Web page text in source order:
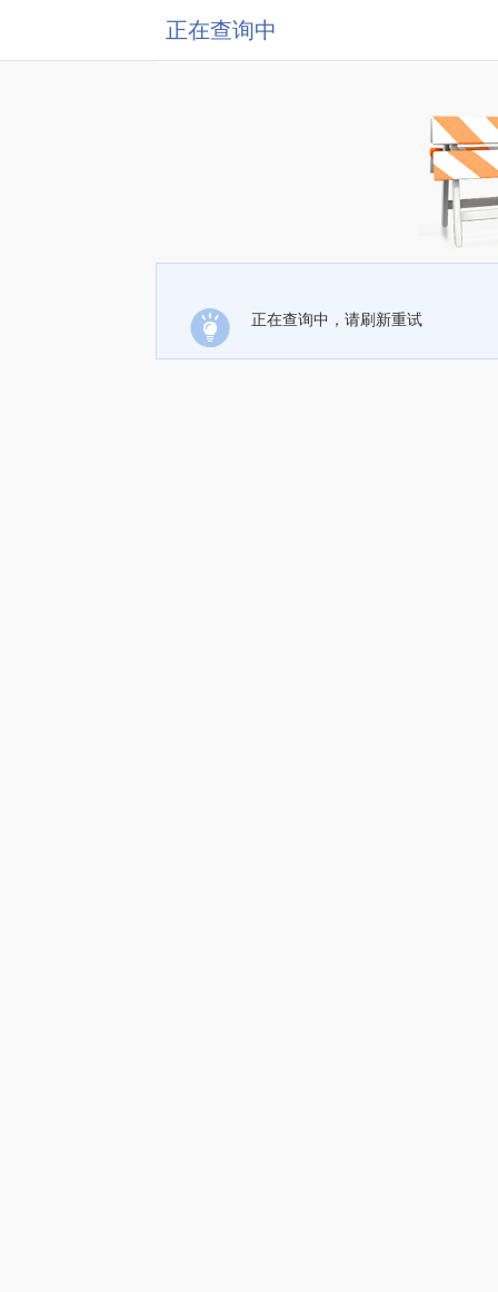
正在查询中
正在查询中，请刷新重试